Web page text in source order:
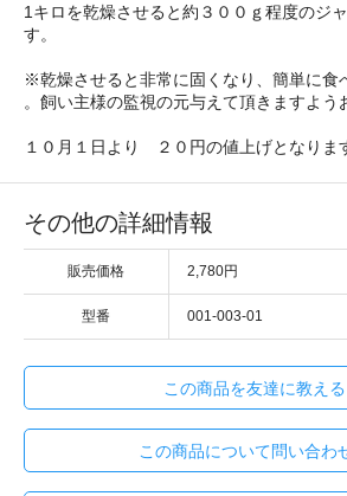
1キロを乾燥させると約３００ｇ程度のジ
す。
※乾燥させると非常に固くなり、簡単に食
。飼い主様の監視の元与えて頂きますよう
１０月１日より ２０円の値上げとなりま
その他の詳細情報
販売価格 2,780円
型番 001-003-01
この商品を友達に教える
この商品について問い合わ